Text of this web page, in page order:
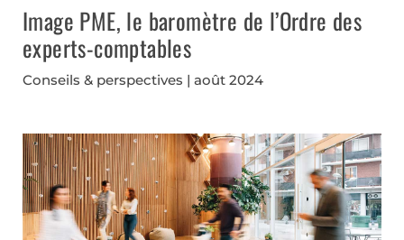
Image PME, le baromètre de l’Ordre des
experts-comptables
Conseils & perspectives août 2024